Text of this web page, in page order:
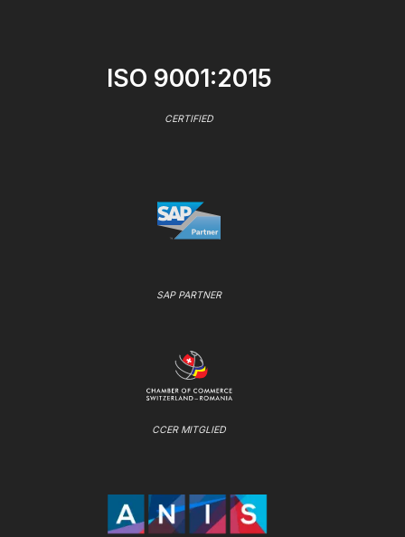
ISO 9001:2015
CERTIFIED
SAP PARTNER
CCER MITGLIED